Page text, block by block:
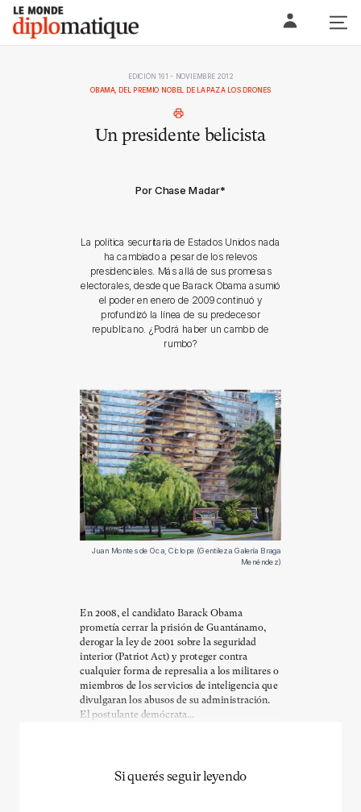
Skip
content
Le monde diplomatique
EDICIÓN 161 - NOVIEMBRE 2012
OBAMA, DEL PREMIO NOBEL DE LA PAZ A LOS DRONES
Un presidente belicista
Por Chase Madar*
La política securitaria de Estados Unidos nada
ha cambiado a pesar de los relevos
presidenciales. Más allá de sus promesas
electorales, desde que Barack Obama asumió
el poder en enero de 2009 continuó y
profundizó la línea de su predecesor
republicano. ¿Podrá haber un cambio de
rumbo?
Juan Montes de Oca, Cíclope (Gentileza Galería Braga
Menéndez)
En 2008, el candidato Barack Obama
prometía cerrar la prisión de Guantánamo,
derogar la ley de 2001 sobre la seguridad
interior (Patriot Act) y proteger contra
cualquier forma de represalia a los militares o
miembros de los servicios de inteligencia que
divulgaran los abusos de su administración.
El postulante demócrata...
Si querés seguir leyendo